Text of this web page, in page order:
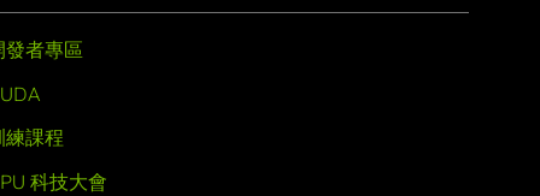
發者專區
練課程
科技大會